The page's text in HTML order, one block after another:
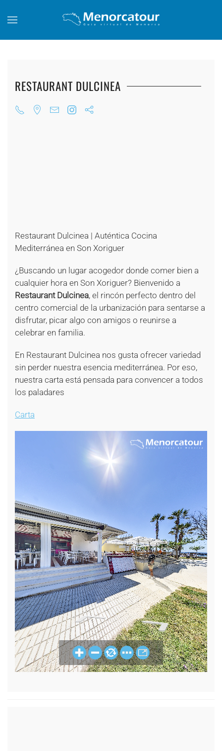
Skip to main content
RESTAURANT DULCINEA
Restaurant Dulcinea | Auténtica Cocina
Mediterránea en Son Xoriguer
¿Buscando un lugar acogedor donde comer bien a
cualquier hora en Son Xoriguer? Bienvenido a
Restaurant Dulcinea, el rincón perfecto dentro del
centro comercial de la urbanización para sentarse a
disfrutar, picar algo con amigos o reunirse a
celebrar en familia.
En Restaurant Dulcinea nos gusta ofrecer variedad
sin perder nuestra esencia mediterránea. Por eso,
nuestra carta está pensada para convencer a todos
los paladares
Carta